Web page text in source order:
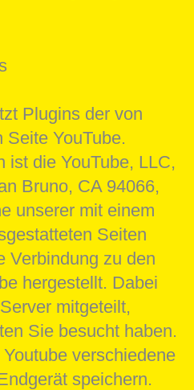
Plugins der von
Seite YouTube.
ist die YouTube, LLC,
Bruno, CA 94066,
unserer mit einem
Seiten
Verbindung zu den
hergestellt. Dabei
mitgeteilt,
Sie besucht haben.
verschiedene
speichern.